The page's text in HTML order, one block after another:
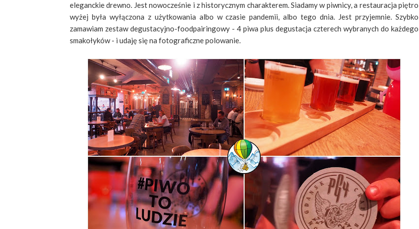
eleganckie drewno. Jest nowocześnie i z historycznym charakterem. Siadamy w piwnicy, a restauracja piętro
wyżej była wyłączona z użytkowania albo w czasie pandemii, albo tego dnia. Jest przyjemnie. Szybko
zamawiam zestaw degustacyjno-foodpairingowy - 4 piwa plus degustacja czterech wybranych do każdego
smakołyków - i udaję się na fotograficzne polowanie.